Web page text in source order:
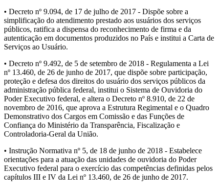
• Decreto nº 9.094, de 17 de julho de 2017 - Dispõe sobre a
simplificação do atendimento prestado aos usuários dos serviços
públicos, ratifica a dispensa do reconhecimento de firma e da
autenticação em documentos produzidos no País e institui a Carta de
Serviços ao Usuário.
• Decreto nº 9.492, de 5 de setembro de 2018 - Regulamenta a Lei
nº 13.460, de 26 de junho de 2017, que dispõe sobre participação,
proteção e defesa dos direitos do usuário dos serviços públicos da
administração pública federal, institui o Sistema de Ouvidoria do
Poder Executivo federal, e altera o Decreto nº 8.910, de 22 de
novembro de 2016, que aprova a Estrutura Regimental e o Quadro
Demonstrativo dos Cargos em Comissão e das Funções de
Confiança do Ministério da Transparência, Fiscalização e
Controladoria-Geral da União.
• Instrução Normativa nº 5, de 18 de junho de 2018 - Estabelece
orientações para a atuação das unidades de ouvidoria do Poder
Executivo federal para o exercício das competências definidas pelos
capítulos III e IV da Lei nº 13.460, de 26 de junho de 2017.